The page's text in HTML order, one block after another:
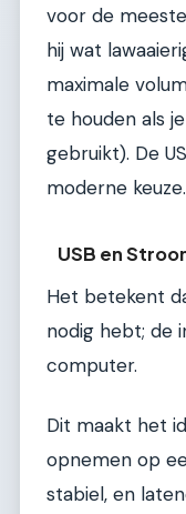
voor de
hij wat
maximale
te houden als
gebruikt). De
moderne keuze.
USB en
Het betekent
nodig hebt; de
computer.
Dit maakt het
opnemen op
stabiel, en